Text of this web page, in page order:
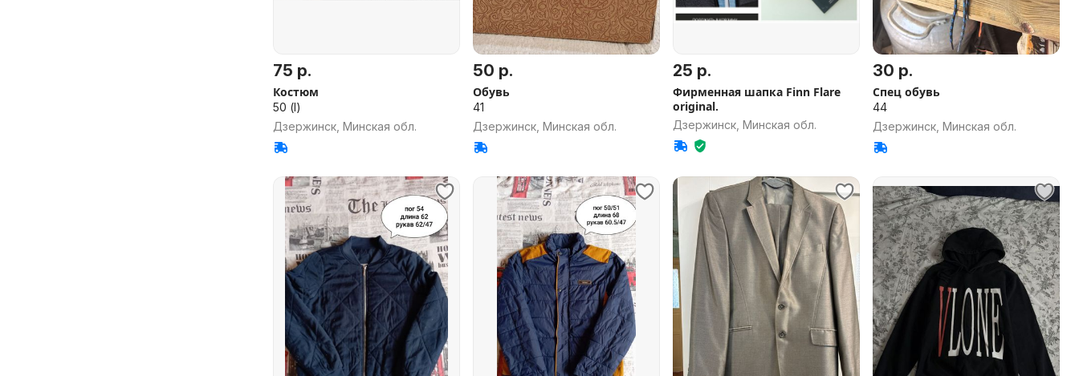
75 р.
Костюм
50 (l)
Дзержинск, Минская обл.
50 р.
Обувь
41
Дзержинск, Минская обл.
25 р.
Фирменная шапка Finn Flare
original.
Дзержинск, Минская обл.
30 р.
Спец обувь
44
Дзержинск, Минская обл.